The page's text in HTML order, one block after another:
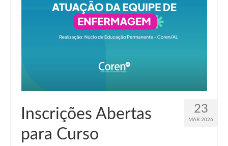
23
MAR 2026
Inscrições Abertas
para Curso